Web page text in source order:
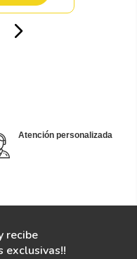
Atención personalizada
recibe
exclusivas!!